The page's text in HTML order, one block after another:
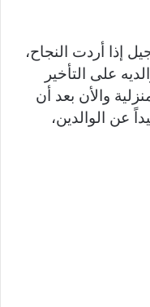
إذا أردت النجاح،
على التأخير
والأن بعد أن
عن الوالدين،